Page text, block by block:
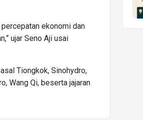
ekonomi dan
ujar Seno Aji usai
Tiongkok, Sinohydro,
Wang Qi, beserta jajaran